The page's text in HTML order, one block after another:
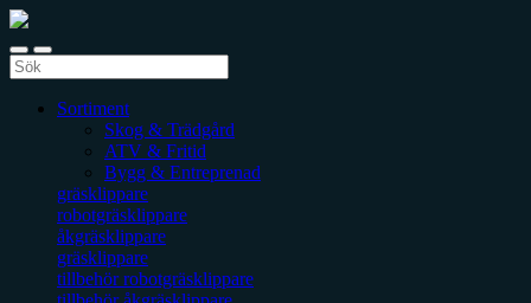
Sortiment
Skog & Trädgård
ATV & Fritid
Bygg & Entreprenad
gräsklippare
robotgräsklippare
åkgräsklippare
gräsklippare
tillbehör robotgräsklippare